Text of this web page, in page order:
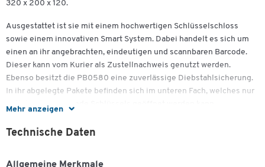
Mehr anzeigen
320 x 200 x 120.
Ausgestattet ist sie mit einem hochwertigen Schlüsselschloss
sowie einem innovativen Smart System. Dabei handelt es sich um
einen an ihr angebrachten, eindeutigen und scannbaren Barcode.
Dieser kann vom Kurier als Zustellnachweis genutzt werden.
Ebenso besitzt die PB0580 eine zuverlässige Diebstahlsicherung.
In ihr abgelegte Pakete befinden sich im unteren Fach, welches nur
mithilfe des passende Schlüssels geöffnet werden kann.
Darüber hinaus wurde die Paketbox aus verzinktem sowie
Technische Daten
Allgemeine Merkmale